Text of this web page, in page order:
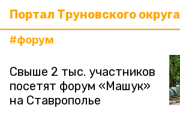
Портал Труновского округа
#форум
Свыше 2 тыс. участников
посетят форум «Машук»
на Ставрополье